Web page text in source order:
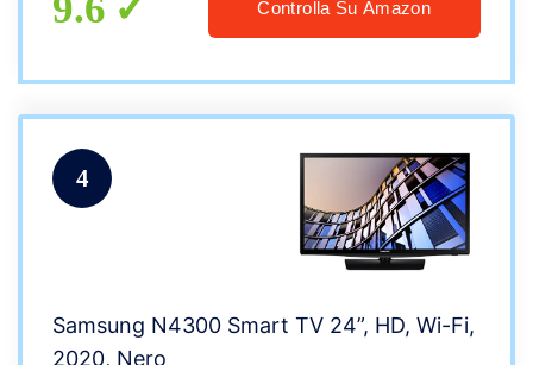
Controlla Su Amazon
4
Samsung N4300 Smart TV 24”, HD, Wi-Fi,
2020, Nero